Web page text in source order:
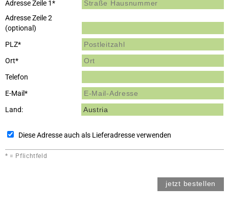
Adresse Zeile 1*
Adresse Zeile 2
(optional)
PLZ*
Ort*
Telefon
E-Mail*
Land:
Diese Adresse auch als Lieferadresse verwenden
* = Pflichtfeld